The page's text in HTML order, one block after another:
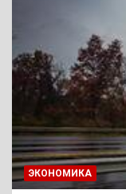
ЭКОНОМИКА